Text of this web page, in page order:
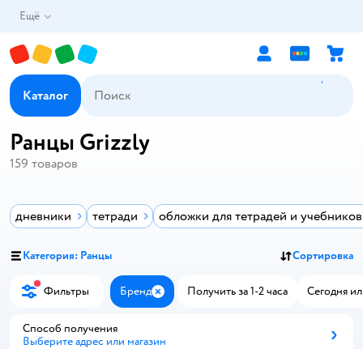
Ещё
Каталог
Ранцы Grizzly
159 товаров
дневники тетради обложки для тетрадей и учебников
Категория: Ранцы Сортировка
Фильтры Бренд ЗакрытьПолучить за 1-2 часа Сегодня
Способ получения
Выберите адрес или магазин